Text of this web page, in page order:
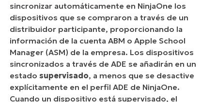
sincronizar automáticamente en NinjaOne los
dispositivos que se compraron a través de un
distribuidor participante, proporcionando la
información de la cuenta ABM o Apple School
Manager (ASM) de la empresa. Los dispositivos
sincronizados a través de ADE se añadirán en un
estado supervisado, a menos que se desactive
explícitamente en el perfil ADE de NinjaOne.
Cuando un dispositivo está supervisado, el